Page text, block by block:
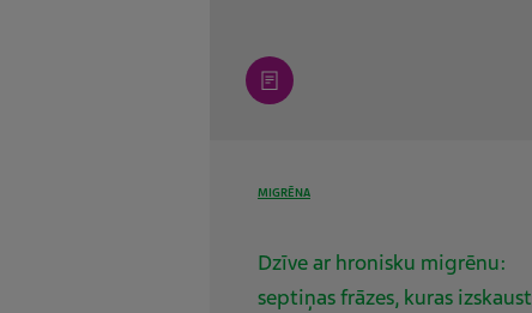
article
MIGRĒNA
Dzīve ar hronisku migrēnu:
septiņas frāzes, kuras izskaust